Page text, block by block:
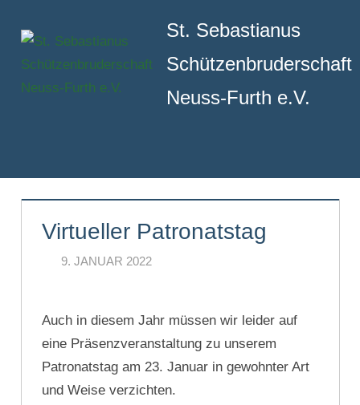
Inhalt
springen
St. Sebastianus
Schützenbruderschaft
Neuss-Furth e.V.
Virtueller Patronatstag
9. JANUAR 2022
Auch in diesem Jahr müssen wir leider auf
eine Präsenzveranstaltung zu unserem
Patronatstag am 23. Januar in gewohnter Art
und Weise verzichten.